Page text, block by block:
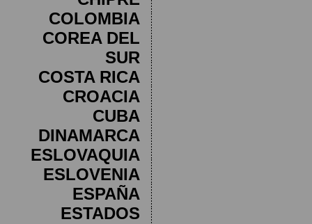
COLOMBIA
COREA DEL
SUR
COSTA RICA
CROACIA
CUBA
DINAMARCA
ESLOVAQUIA
ESLOVENIA
ESPAÑA
ESTADOS